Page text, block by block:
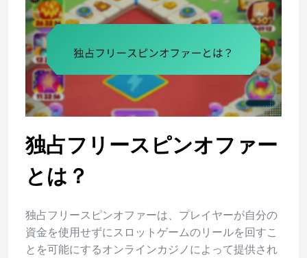
独占フリースピンオファー
とは？
独占フリースピンオファーは、プレイヤーが自分の
資金を使用せずにスロットゲームのリールを回すこ
とを可能にするオンラインカジノによって提供され